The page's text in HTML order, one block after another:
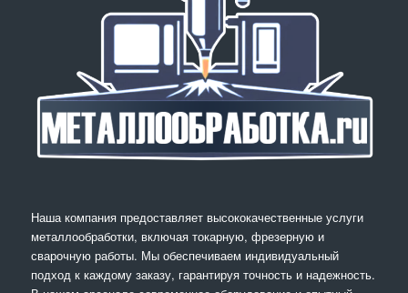
Наша компания предоставляет высококачественные услуги
металлообработки, включая токарную, фрезерную и
сварочную работы. Мы обеспечиваем индивидуальный
подход к каждому заказу, гарантируя точность и надежность.